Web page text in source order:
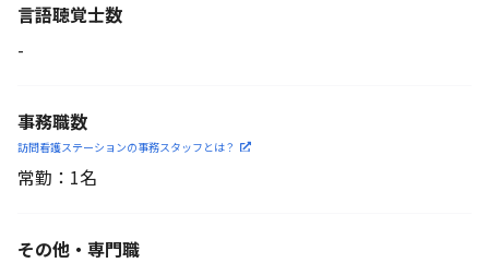
言語聴覚士数
-
事務職数
訪問看護ステーションの事務スタッフとは？
常勤：1名
その他・専門職